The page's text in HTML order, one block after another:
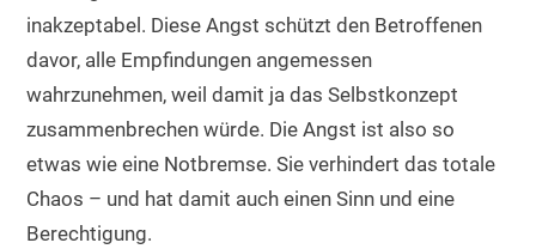
inakzeptabel. Diese Angst schützt den Betroffenen
davor, alle Empfindungen angemessen
wahrzunehmen, weil damit ja das Selbstkonzept
zusammenbrechen würde. Die Angst ist also so
etwas wie eine Notbremse. Sie verhindert das totale
Chaos – und hat damit auch einen Sinn und eine
Berechtigung.